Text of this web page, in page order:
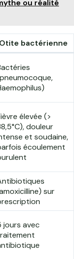
ou réalité
Otite bactérienne
élevée (>
douleur
et soudaine,
écoulement
sur
jours avec